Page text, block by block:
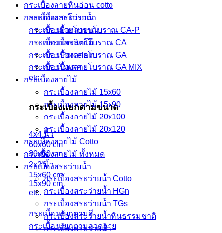
กระเบื้องสระว่ายน้ำ
กระเบื้องลายโบราณ
กระเบื้องแกรนิตโต้
กระเบื้อง Porcelain
กระเบื้องโมเสค
etc.
กระเบื้องแยกตามขนาด
4x4 นิ้ว
60x60 cm
30x60 cm
2x2 นิ้ว
15x60 cm
15x90 cm
etc.
กระเบื้องแยกตามสี
กระเบื้องแยกตามลวดลาย
กระเบื้องลายหินอ่อน cotto
กระเบื้องลายโบราณ
กระเบื้องลายบโบราณ CA-P
กระเบื้องลายโบราณ CA
กระเบื้องลายโบราณ GA
กระเบื้องลายโบราณ GA MIX
กระเบื้องลายไม้
กระเบื้องลายไม้ 15x60
กระเบื้องลายไม้ 15x90
กระเบื้องลายไม้ 20x100
กระเบื้องลายไม้ 20x120
กระเบื้องลายไม้ Cotto
กระเบื้องลายไม้ ทั้งหมด
กระเบื้องสระว่ายน้ำ
กระเบื้องสระว่ายน้ำ Cotto
กระเบื้องสระว่ายน้ำ HGn
กระเบื้องสระว่ายน้ำ TGs
กระเบื้องสระว่ายน้ำหินธรรมชาติ
กระเบื้องสระว่ายนํ้า